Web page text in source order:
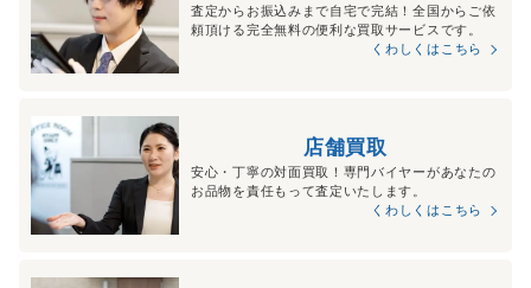
査定からお振込みまで自宅で完結！全国からご依
頼頂ける完全無料の便利な買取サービスです。
くわしくはこちら
店舗買取
安心・丁寧の対面買取！専門バイヤーがあなたの
お品物を責任もって査定いたします。
くわしくはこちら